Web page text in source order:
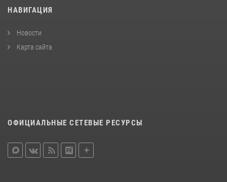
НАВИГАЦИЯ
Новости
Карта сайта
ОФИЦИАЛЬНЫЕ СЕТЕВЫЕ РЕСУРСЫ